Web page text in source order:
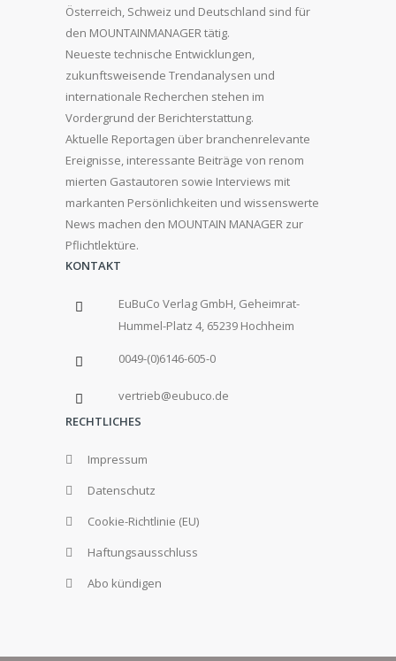
Österreich, Schweiz und Deutschland sind für
den MOUNTAINMANAGER tätig.
Neueste technische Entwicklungen,
zukunftsweisende Trendanalysen und
internationale Recherchen stehen im
Vordergrund der Berichterstattung.
Aktuelle Reportagen über branchenrelevante
Ereignisse, interessante Beiträge von renom
mierten Gastautoren sowie Interviews mit
markanten Persönlichkeiten und wissenswerte
News machen den MOUNTAIN MANAGER zur
Pflichtlektüre.
KONTAKT
EuBuCo Verlag GmbH, Geheimrat-
Hummel-Platz 4, 65239 Hochheim
0049-(0)6146-605-0
vertrieb@eubuco.de
RECHTLICHES
Impressum
Datenschutz
Cookie-Richtlinie (EU)
Haftungsausschluss
Abo kündigen